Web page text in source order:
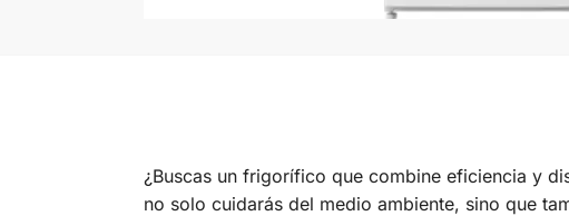
¿Buscas un frigorífico que combine eficiencia y
no solo cuidarás del medio ambiente, sino que